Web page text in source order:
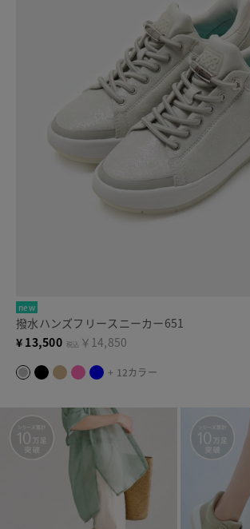
new
撥水ハンズフリースニーカー651
¥ 13,500 税込 ￥14,850
+ 12カラー